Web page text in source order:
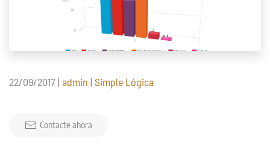
22/09/2017 | admin | Simple Lógica
Contacte ahora